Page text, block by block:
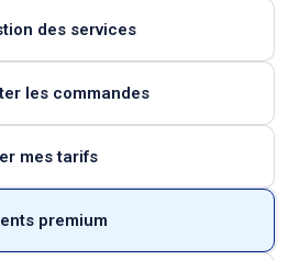
des services
les commandes
mes tarifs
premium